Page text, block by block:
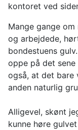
kontoret ved
Mange gange
og arbejdede,
bondestuens
oppe på det
også, at det bare
anden naturlig
Alligevel, skønt
kunne høre